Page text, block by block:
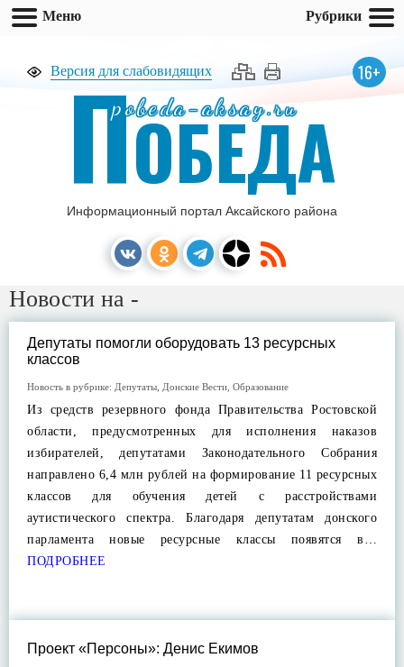
Версия для слабовидящих 16+
pobeda-aksay.ru
ПОБЕДА
Информационный портал Аксайского района
Новости на -
Депутаты помогли оборудовать 13 ресурсных
классов
Новость в рубрике: Депутаты Донские Вести Образование
Из средств резервного фонда Правительства Ростовской
области, предусмотренных для исполнения наказов
избирателей, депутатами Законодательного Собрания
направлено 6,4 млн рублей на формирование 11 ресурсных
классов для обучения детей с расстройствами
аутистического спектра. Благодаря депутатам донского
парламента новые ресурсные классы появятся в…
ПОДРОБНЕЕ
Проект «Персоны»: Денис Екимов
Меню Рубрики